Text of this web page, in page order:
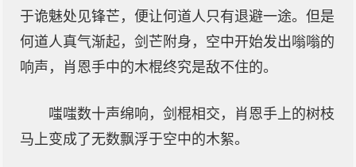
于诡魅处见锋芒，便让何道人只有退避一途。但是
何道人真气渐起，剑芒附身，空中开始发出嗡嗡的
响声，肖恩手中的木棍终究是敌不住的。
嗤嗤数十声绵响，剑棍相交，肖恩手上的树枝
马上变成了无数飘浮于空中的木絮。